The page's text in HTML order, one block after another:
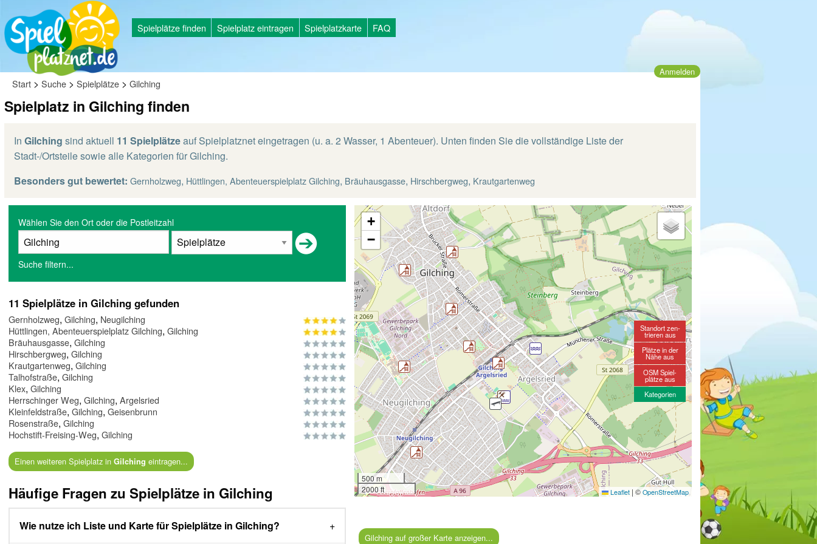
Spielplätze finden Spielplatz eintragen Spielplatzkarte FAQ
Anmelden
Start > Suche > Spielplätze > Gilching
Spielplatz in Gilching finden
In Gilching sind aktuell 11 Spielplätzeauf Spielplatznet eingetragen (u. a. 2 Wasser, 1 Abenteuer). Unten finden Sie die vollständige Liste der
Stadt-/Ortsteile sowie alle Kategorien für Gilching.
Besonders gut bewertet: Gernholzweg, Hüttlingen, Abenteuerspielplatz Gilching, Bräuhausgasse, Hirschbergweg, Krautgartenweg
Wählen Sie den Ort oder die Postleitzahl
Suche filtern...
11 Spielplätze in Gilching gefunden
Gernholzweg, Gilching, Neugilching
Hüttlingen, Abenteuerspielplatz Gilching, Gilching
Bräuhausgasse, Gilching
Hirschbergweg, Gilching
Krautgartenweg, Gilching
Talhofstraße, Gilching
Klex, Gilching
Herrschinger Weg, Gilching, Argelsried
Kleinfeldstraße, Gilching, Geisenbrunn
Rosenstraße, Gilching
Hochstift-Freising-Weg, Gilching
Einen weiteren Spielplatz in Gilching eintragen...
Häufige Fragen zu Spielplätze in Gilching
Wie nutze ich Liste und Karte für Spielplätze in Gilching?
+
−
500 m
2000 ft
Leaflet | © OpenStreetMap
Standort zen-
trieren aus
Plätze in der
Nähe aus
OSM Spiel-
plätze aus
Kategorien
Gilching auf großer Karte anzeigen...